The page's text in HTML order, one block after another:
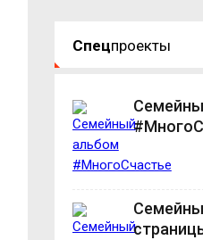
Спецпроекты